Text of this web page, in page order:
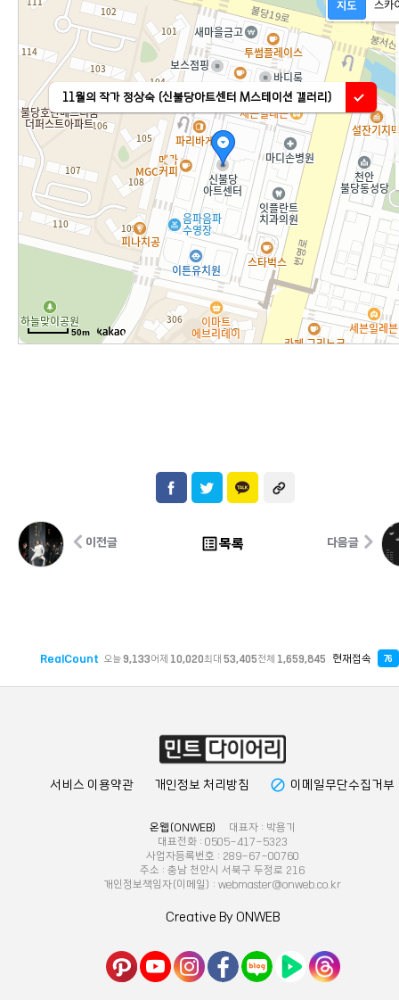
11월의 작가 정상숙 (신불당아트센터 M스테이션 갤러리)
50m
이전글 list_alt 목록 다음글
RealCount 오늘9,133어제 10,020최대53,405전체 1,659,845 현재접속 76
서비스 이용약관 개인정보 처리방침 block 이메일무단수집거부
온웹(ONWEB)
대표자 : 박용기
대표전화 : 0505-417-5323
사업자등록번호 : 289-67-00760
주소 : 충남 천안시 서북구 두정로 216
개인정보책임자(이메일) : webmaster@onweb.co.kr
Creative By ONWEB